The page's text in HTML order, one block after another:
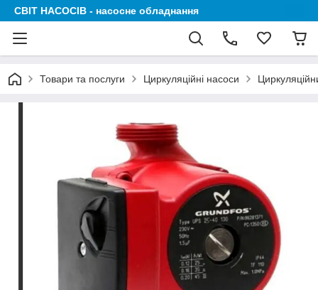
СВІТ НАСОСІВ - насосне обладнання
Товари та послуги Циркуляційні насоси